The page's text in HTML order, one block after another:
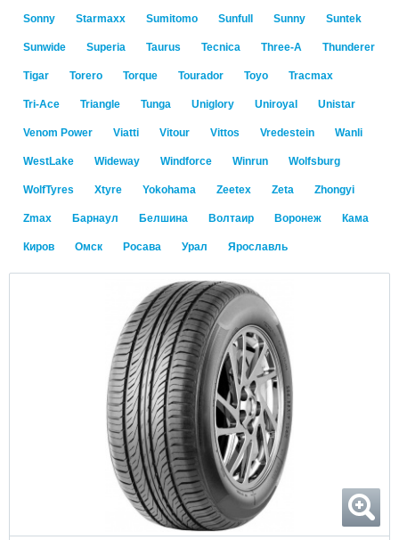
Sonny Starmaxx Sumitomo Sunfull Sunny Suntek
Sunwide Superia Taurus Tecnica Three-A Thunderer
Tigar Torero Torque Tourador Toyo Tracmax
Tri-Ace Triangle Tunga Uniglory Uniroyal Unistar
Venom Power Viatti Vitour Vittos Vredestein Wanli
WestLake Wideway Windforce Winrun Wolfsburg
WolfTyres Xtyre Yokohama Zeetex Zeta Zhongyi
Zmax Барнаул Белшина Волтаир Воронеж Кама
Киров Омск Росава Урал Ярославль